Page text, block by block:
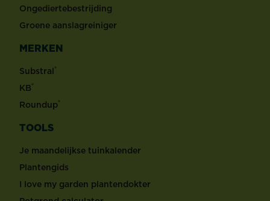
Ongediertebestrijding
Groene aanslagreiniger
MERKEN
Substral®
KB®
Roundup®
TOOLS
Je maandelijkse tuinkalender
Plantengids
I love my garden plantendokter